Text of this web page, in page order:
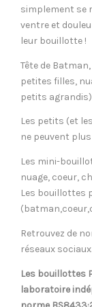
simplement se
ventre et
leur bouillotte !
Tête de
petites filles,
petits
Les petits (et
ne peuvent
Les mini-
nuage, coeur,
Les bouillottes
Retrouvez de
réseaux sociaux.
Les bouillottes
laboratoire